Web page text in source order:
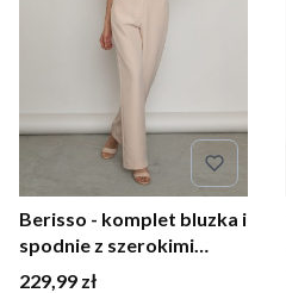
Berisso - komplet bluzka i
spodnie z szerokimi
nogawkami beżowy
Cena
229,99 zł